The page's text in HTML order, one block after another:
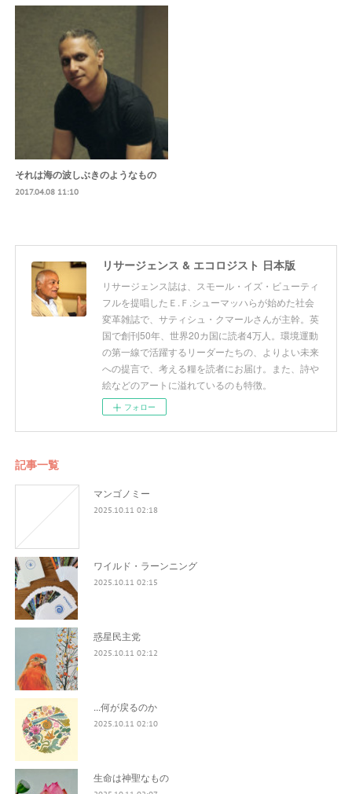
それは海の波しぶきのようなもの
2017.04.08 11:10
リサージェンス & エコロジスト 日本版
リサージェンス誌は、スモール・イズ・ビューティ
フルを提唱したＥ.Ｆ.シューマッハらが始めた社会
変革雑誌で、サティシュ・クマールさんが主幹。英
国で創刊50年、世界20カ国に読者4万人。環境運動
の第一線で活躍するリーダーたちの、よりよい未来
への提言で、考える糧を読者にお届け。また、詩や
絵などのアートに溢れているのも特徴。
フォロー
記事一覧
マンゴノミー
2025.10.11 02:18
ワイルド・ラーンニング
2025.10.11 02:15
惑星民主党
2025.10.11 02:12
...何が戻るのか
2025.10.11 02:10
生命は神聖なもの